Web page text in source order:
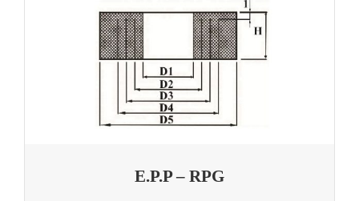
E.P.P – RPG